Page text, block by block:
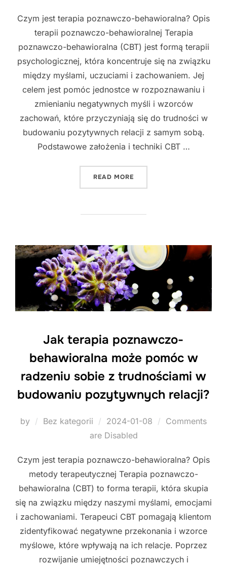
Czym jest terapia poznawczo-behawioralna? Opis
terapii poznawczo-behawioralnej Terapia
poznawczo-behawioralna (CBT) jest formą terapii
psychologicznej, która koncentruje się na związku
między myślami, uczuciami i zachowaniem. Jej
celem jest pomóc jednostce w rozpoznawaniu i
zmienianiu negatywnych myśli i wzorców
zachowań, które przyczyniają się do trudności w
budowaniu pozytywnych relacji z samym sobą.
Podstawowe założenia i techniki CBT …
READ MORE
Jak terapia poznawczo-
behawioralna może pomóc w
radzeniu sobie z trudnościami w
budowaniu pozytywnych relacji?
by Bez kategorii
Posted
on
2024-01-08
Comments
are Disabled
Czym jest terapia poznawczo-behawioralna? Opis
metody terapeutycznej Terapia poznawczo-
behawioralna (CBT) to forma terapii, która skupia
się na związku między naszymi myślami, emocjami
i zachowaniami. Terapeuci CBT pomagają klientom
zidentyfikować negatywne przekonania i wzorce
myślowe, które wpływają na ich relacje. Poprzez
rozwijanie umiejętności poznawczych i